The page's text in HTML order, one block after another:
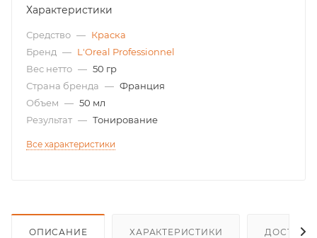
Характеристики
Средство — Краска
Бренд — L'Oreal Professionnel
Вес нетто — 50 гр
Страна бренда — Франция
Объем — 50 мл
Результат — Тонирование
Все характеристики
ОПИСАНИЕ ХАРАКТЕРИСТИКИ